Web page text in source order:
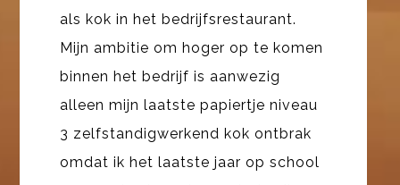
als kok in het bedrijfsrestaurant.
Mijn ambitie om hoger op te komen
binnen het bedrijf is aanwezig
alleen mijn laatste papiertje niveau
3 zelfstandigwerkend kok ontbrak
omdat ik het laatste jaar op school